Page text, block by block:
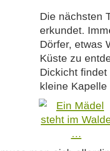
Dörfer, etwas
Küste zu
Dickicht
kleine